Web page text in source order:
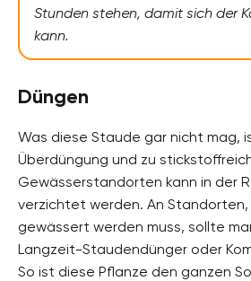
Stunden stehen, damit sich der
kann.
Düngen
Was diese Staude gar nicht mag,
Überdüngung und zu
Gewässerstandorten kann in der
verzichtet werden. An
gewässert werden muss, sollte
Langzeit-Staudendünger oder
So ist diese Pflanze den ganzen